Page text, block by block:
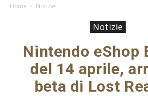
Home Notizie
Notizie
Nintendo eShop
del 14 aprile,
beta di Lost